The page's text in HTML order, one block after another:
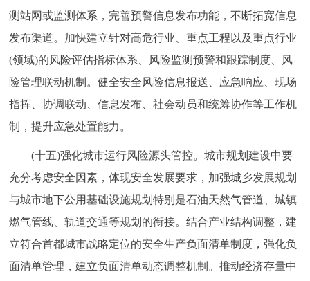
测站网或监测体系，完善预警信息发布功能，不断拓宽信息
发布渠道。加快建立针对高危行业、重点工程以及重点行业
(领域)的风险评估指标体系、风险监测预警和跟踪制度、风
险管理联动机制。健全安全风险信息报送、应急响应、现场
指挥、协调联动、信息发布、社会动员和统筹协作等工作机
制，提升应急处置能力。
(十五)强化城市运行风险源头管控。城市规划建设中要
充分考虑安全因素，体现安全发展要求，加强城乡发展规划
与城市地下公用基础设施规划特别是石油天然气管道、城镇
燃气管线、轨道交通等规划的衔接。结合产业结构调整，建
立符合首都城市战略定位的安全生产负面清单制度，强化负
面清单管理，建立负面清单动态调整机制。推动经济存量中